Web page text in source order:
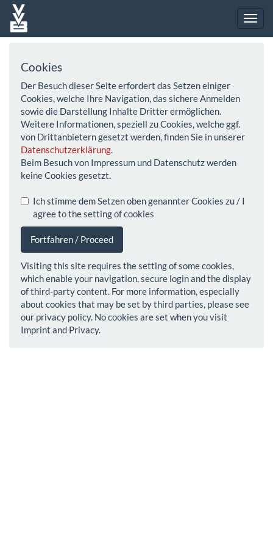
Cookies
Der Besuch dieser Seite erfordert das Setzen einiger
Cookies, welche Ihre Navigation, das sichere Anmelden
sowie die Darstellung Inhalte Dritter ermöglichen.
Weitere Informationen, speziell zu Cookies, welche ggf.
von Drittanbietern gesetzt werden, finden Sie in unserer
Datenschutzerklärung.
Beim Besuch von Impressum und Datenschutz werden
keine Cookies gesetzt.
Ich stimme dem Setzen oben genannter Cookies zu / I
agree to the setting of cookies
Fortfahren / Proceed
Visiting this site requires the setting of some cookies,
which enable your navigation, secure login and the display
of third-party content. For more information, especially
about cookies that may be set by third parties, please see
our privacy policy. No cookies are set when you visit
Imprint and Privacy.